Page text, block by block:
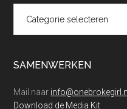
SAMENWERKEN
Mail naar info@onebrokegirl.nl
Download de Media Kit